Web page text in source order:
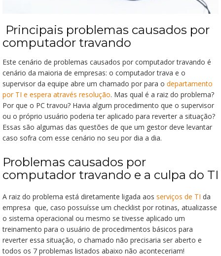
Principais problemas causados por
computador travando
Este cenário de problemas causados por computador travando é
cenário da maioria de empresas: o computador trava e o
supervisor da equipe abre um chamado por para o departamento
por TI e espera através resolução. Mas qual é a raiz do problema?
Por que o PC travou? Havia algum procedimento que o supervisor
ou o próprio usuário poderia ter aplicado para reverter a situação?
Essas são algumas das questões de que um gestor deve levantar
caso sofra com esse cenário no seu por dia a dia.
Problemas causados por
computador travando e a culpa do TI
A raiz do problema está diretamente ligada aos serviços de TI da
empresa que, caso possuísse um checklist por rotinas, atualizasse
o sistema operacional ou mesmo se tivesse aplicado um
treinamento para o usuário de procedimentos básicos para
reverter essa situação, o chamado não precisaria ser aberto e
todos os 7 problemas listados abaixo não aconteceriam!